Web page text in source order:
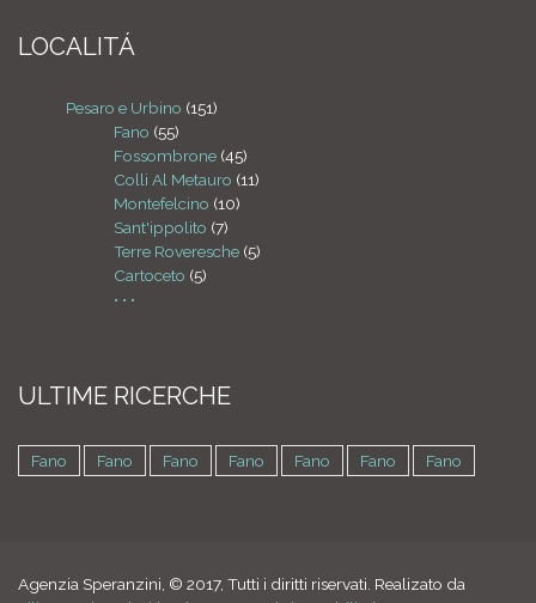
LOCALITÁ
Pesaro e Urbino (151)
Fano (55)
Fossombrone (45)
Colli Al Metauro (11)
Montefelcino (10)
Sant'ippolito (7)
Terre Roveresche (5)
Cartoceto (5)
• • •
ULTIME RICERCHE
Fano Fano Fano Fano Fano Fano Fano
Agenzia Speranzini, © 2017, Tutti i diritti riservati. Realizato da